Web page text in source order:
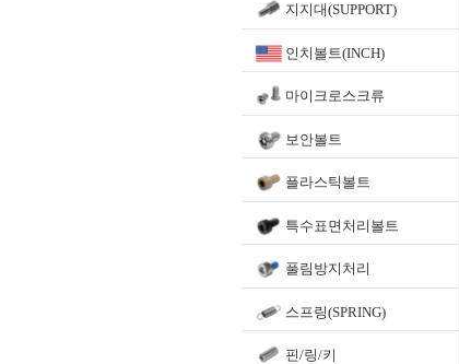
지지대(SUPPORT)
인치볼트(INCH)
마이크로스크류
보안볼트
플라스틱볼트
특수표면처리볼트
풀림방지처리
스프링(SPRING)
핀/링/키